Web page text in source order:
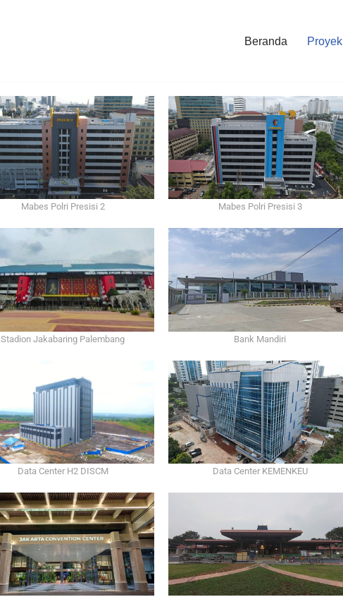
Beranda Proyek
Mabes Polri Presisi 2 Mabes Polri Presisi 3
Stadion Jakabaring Palembang Bank Mandiri
Data Center H2 DISCM Data Center KEMENKEU